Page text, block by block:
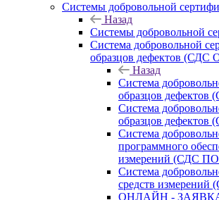
Системы добровольной
Назад
Системы добровольной
Система добровольной
образцов дефектов (СДС
Назад
Система
образцов
Система
образцов
Система
программного
измерений (СДС
Система
средств
ОНЛАЙН -